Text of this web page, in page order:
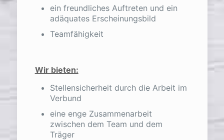
ein freundliches Auftreten und ein
adäquates Erscheinungsbild
Teamfähigkeit
Wir bieten:
Stellensicherheit durch die Arbeit im
Verbund
eine enge Zusammenarbeit
zwischen dem Team und dem
Träger